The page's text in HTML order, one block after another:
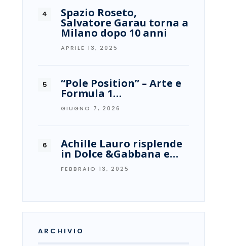
Spazio Roseto,
Salvatore Garau torna a
Milano dopo 10 anni
APRILE 13, 2025
“Pole Position” – Arte e
Formula 1…
GIUGNO 7, 2026
Achille Lauro risplende
in Dolce &Gabbana e…
FEBBRAIO 13, 2025
ARCHIVIO